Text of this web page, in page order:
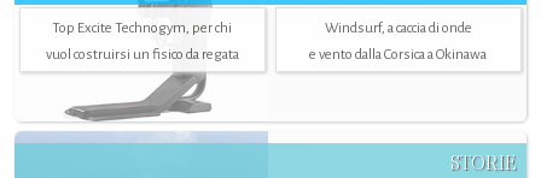
Top Excite Technogym, per chi
vuol costruirsi un fisico da regata
Windsurf, a caccia di onde
e vento dalla Corsica a Okinawa
STORIE